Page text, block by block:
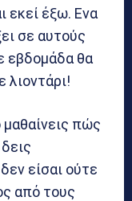
εκεί έξω. Ενα
σε αυτούς
εβδομάδα θα
λιοντάρι!
πώς
είσαι ούτε
από τους